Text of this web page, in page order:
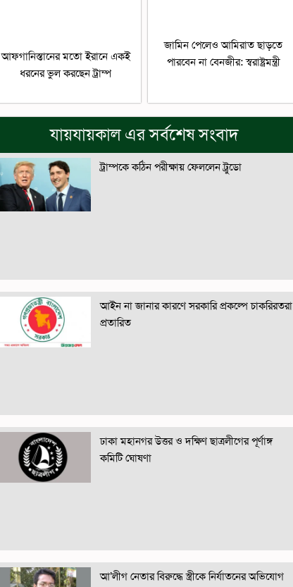
আফগানিস্তানের মতো ইরানে একই
ধরনের ভুল করছেন ট্রাম্প
জামিন পেলেও আমিরাত ছাড়তে
পারবেন না বেনজীর: স্বরাষ্ট্রমন্ত্রী
যায়যায়কাল এর সর্বশেষ সংবাদ
ট্রাম্পকে কঠিন পরীক্ষায় ফেললেন ট্রুডো
আইন না জানার কারণে সরকারি প্রকল্পে চাকরিরতরা
প্রতারিত
ঢাকা মহানগর উত্তর ও দক্ষিণ ছাত্রলীগের পূর্ণাঙ্গ
কমিটি ঘোষণা
আ’লীগ নেতার বিরুদ্ধে স্ত্রীকে নির্যাতনের অভিযোগ